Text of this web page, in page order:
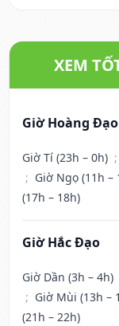
XEM
Giờ Hoàng Đạo
Giờ Tí (23h – 0h) ;
; Giờ Ngọ (11h –
(17h – 18h)
Giờ Hắc Đạo
Giờ Dần (3h – 4h)
; Giờ Mùi (13h –
(21h – 22h)